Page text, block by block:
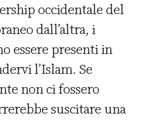
occidentale del
dall’altra, i
essere presenti in
l’Islam. Se
non ci fossero
suscitare una